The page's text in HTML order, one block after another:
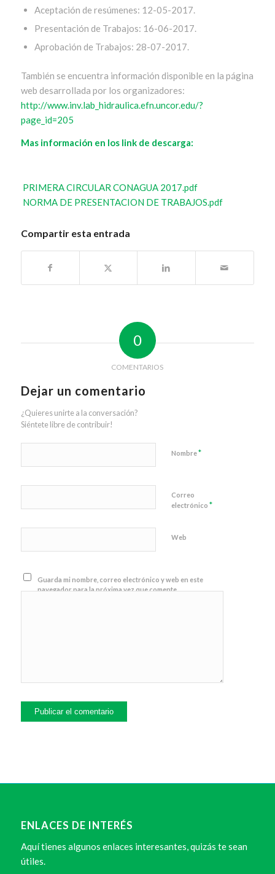
Aceptación de resúmenes: 12-05-2017.
Presentación de Trabajos: 16-06-2017.
Aprobación de Trabajos: 28-07-2017.
También se encuentra información disponible en la página
web desarrollada por los organizadores:
http://www.inv.lab_hidraulica.efn.uncor.edu/?
page_id=205
Mas información en los link de descarga:
PRIMERA CIRCULAR CONAGUA 2017.pdf
NORMA DE PRESENTACION DE TRABAJOS.pdf
Compartir esta entrada
0
COMENTARIOS
Dejar un comentario
¿Quieres unirte a la conversación?
Siéntete libre de contribuir!
Nombre*
Correo
electrónico *
Web
Guarda mi nombre, correo electrónico y web en este
navegador para la próxima vez que comente.
ENLACES DE INTERÉS
Aquí tienes algunos enlaces interesantes, quizás te sean
útiles.